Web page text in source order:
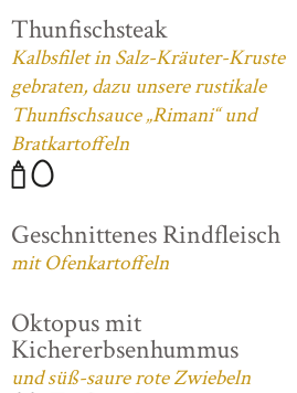
Thunfischsteak
Kalbsfilet in Salz-Kräuter-Kruste
gebraten, dazu unsere rustikale
Thunfischsauce „Rimani“ und
Bratkartoffeln
Geschnittenes Rindfleisch
mit Ofenkartoffeln
Oktopus mit
Kichererbsenhummus
und süß-saure rote Zwiebeln